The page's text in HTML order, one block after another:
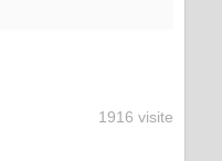
1916 visite